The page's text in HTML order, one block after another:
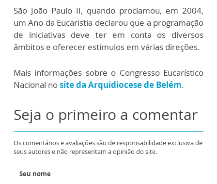
São João Paulo II, quando proclamou, em 2004,
um Ano da Eucaristia declarou que a programação
de iniciativas deve ter em conta os diversos
âmbitos e oferecer estímulos em várias direções.
Mais informações sobre o Congresso Eucarístico
Nacional nosite da Arquidiocese de Belém.
Seja o primeiro a comentar
Os comentários e avaliações são de responsabilidade exclusiva de
seus autores e não representam a opinião do site.
Seu nome